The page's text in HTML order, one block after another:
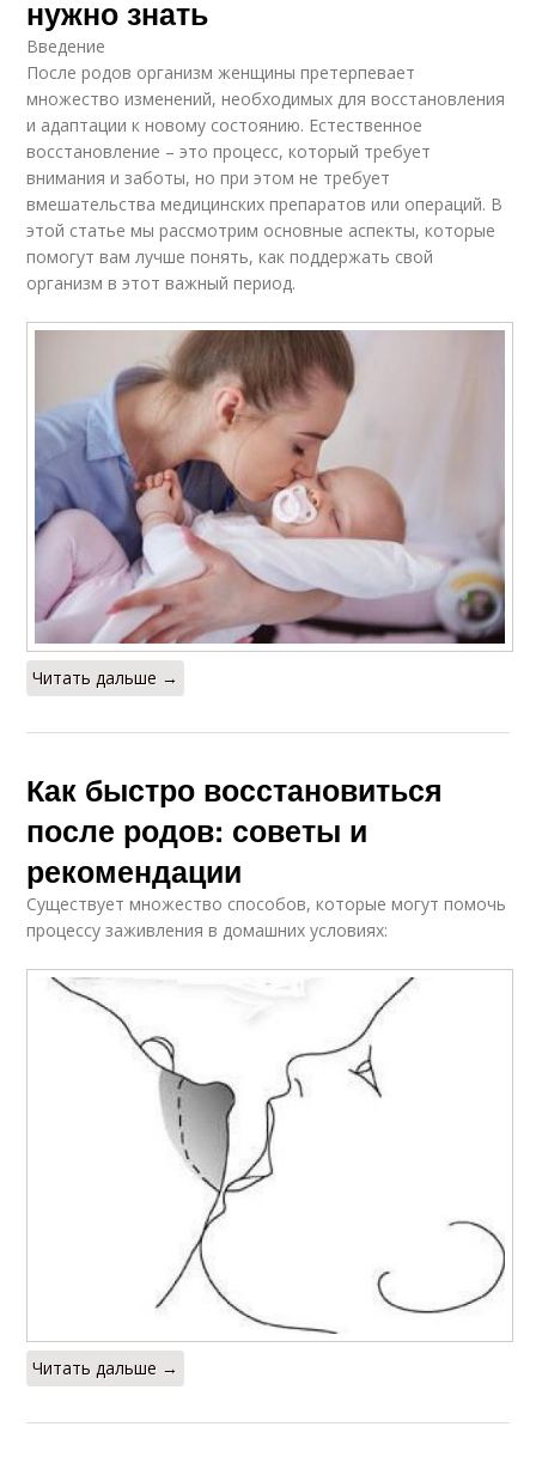
нужно знать
Введение
После родов организм женщины претерпевает
множество изменений, необходимых для восстановления
и адаптации к новому состоянию. Естественное
восстановление – это процесс, который требует
внимания и заботы, но при этом не требует
вмешательства медицинских препаратов или операций. В
этой статье мы рассмотрим основные аспекты, которые
помогут вам лучше понять, как поддержать свой
организм в этот важный период.
Читать дальше →
Как быстро восстановиться
после родов: советы и
рекомендации
Существует множество способов, которые могут помочь
процессу заживления в домашних условиях:
Читать дальше →